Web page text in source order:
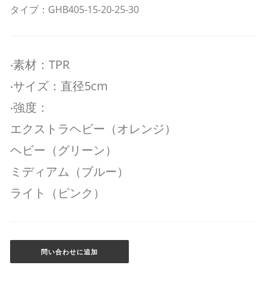
タイプ：GHB405-15-20-25-30
‧素材：TPR
‧サイズ：直径5cm
‧強度：
エクストラヘビー（オレンジ）
ヘビー（グリーン）
ミディアム（ブルー）
ライト（ピンク）
問い合わせに追加